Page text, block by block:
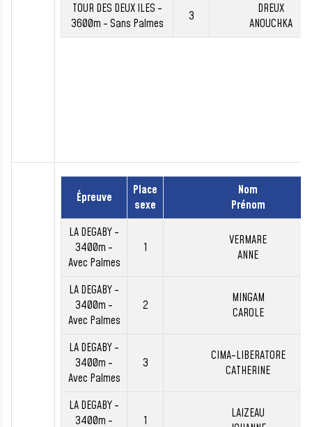
TOUR DES DEUX ILES -
3600m - Sans Palmes
3
DREUX
ANOUCHKA
Épreuve
Place
sexe
Nom
Prénom
LA DEGABY -
3400m -
Avec Palmes
1
VERMARE
ANNE
LA DEGABY -
3400m -
Avec Palmes
2
MINGAM
CAROLE
LA DEGABY -
3400m -
Avec Palmes
3
CIMA-LIBERATORE
CATHERINE
LA DEGABY -
3400m -
1
LAIZEAU